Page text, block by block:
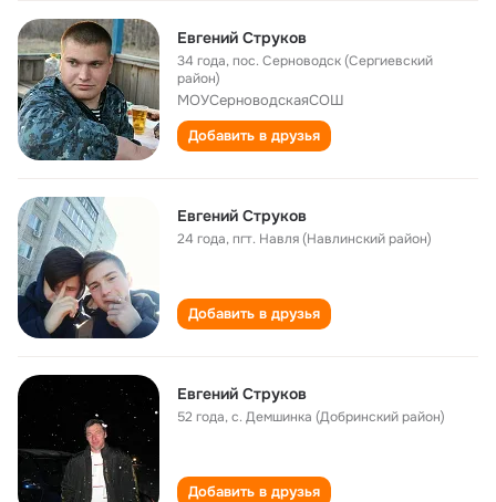
Евгений Струков
34 года,пос. Серноводск (Сергиевский
район)
МОУСерноводскаяСОШ
Добавить в друзья
Евгений Струков
24 года,пгт. Навля (Навлинский район)
Добавить в друзья
Евгений Струков
52 года,с. Демшинка (Добринский район)
Добавить в друзья